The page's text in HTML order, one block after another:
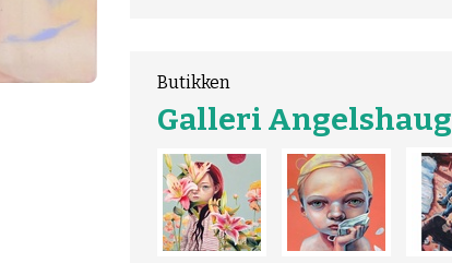
Butikken
Galleri Angelshaug